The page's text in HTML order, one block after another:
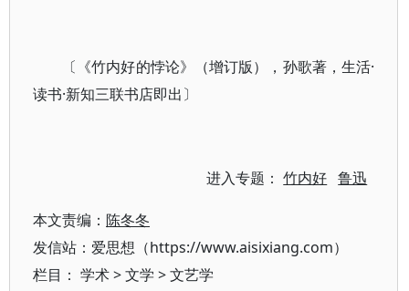
〔《竹内好的悖论》（增订版），孙歌著，生活·
读书·新知三联书店即出〕
进入专题：竹内好 鲁迅
本文责编： 陈冬冬
发信站：爱思想（https://www.aisixiang.com）
栏目： 学术>文学 >文艺学